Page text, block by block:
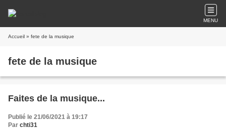
MENU
Accueil » fete de la musique
fete de la musique
Faites de la musique...
Publié le 21/06/2021 à 19:17
Par chti31